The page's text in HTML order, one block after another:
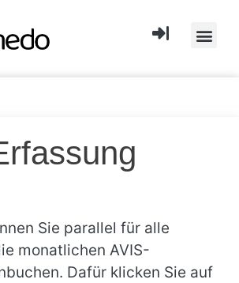
Sie parallel für alle
monatlichen AVIS-
Dafür klicken Sie auf